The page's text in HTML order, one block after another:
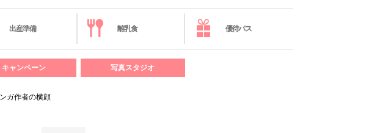
出産準備 離乳食 優待パス
キャンペーン 写真スタジオ
ガ作者の横顔